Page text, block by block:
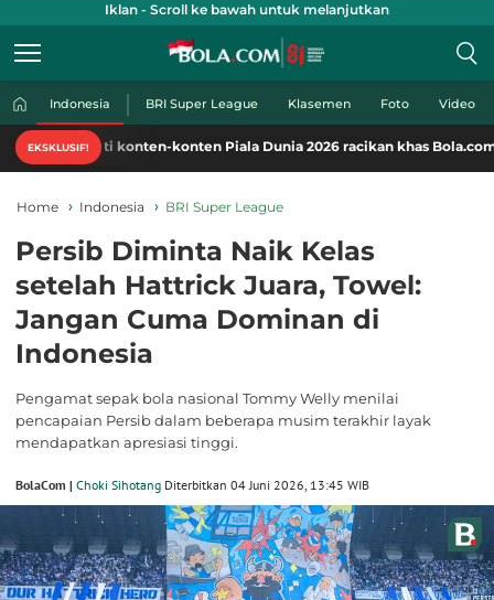
Iklan - Scroll ke bawah untuk melanjutkan
Indonesia BRI Super League Klasemen Foto Video
EKSKLUSIF!
konten-konten Piala Dunia 2026 racikan khas Bola.com. Klik di sini!
Home Indonesia BRI Super League
Persib Diminta Naik Kelas
setelah Hattrick Juara, Towel:
Jangan Cuma Dominan di
Indonesia
Pengamat sepak bola nasional Tommy Welly menilai
pencapaian Persib dalam beberapa musim terakhir layak
mendapatkan apresiasi tinggi.
BolaCom | Choki Sihotang Diterbitkan 04 Juni 2026, 13:45 WIB